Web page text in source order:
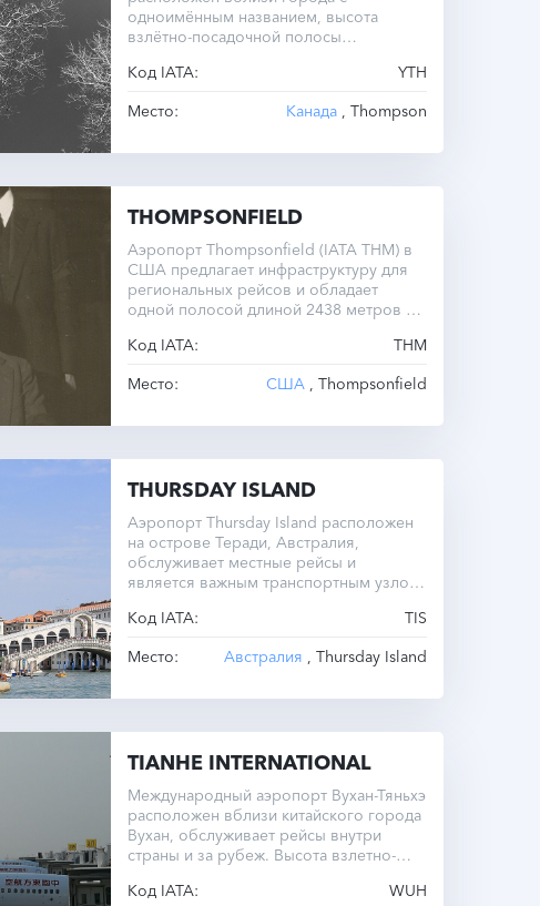
одноимённым названием, высота
взлётно-посадочной полосы
моря.
Код IATA:
YTH
Место:
Канада , Thompson
THOMPSONFIELD
Аэропорт Thompsonfield (IATA THM) в
США предлагает инфраструктуру для
региональных рейсов и обладает
одной полосой длиной 2438 метров на
Код IATA:
THM
Место:
США , Thompsonfield
THURSDAY ISLAND
Аэропорт Thursday Island расположен
на острове Теради, Австралия,
обслуживает местные рейсы и
является важным транспортным узлом
Код IATA:
TIS
Место:
Австралия , Thursday Island
TIANHE INTERNATIONAL
Международный аэропорт Вухан-Тяньхэ
расположен вблизи китайского города
Вухан, обслуживает рейсы внутри
страны и за рубеж. Высота взлетно-
метра.
Код IATA:
WUH